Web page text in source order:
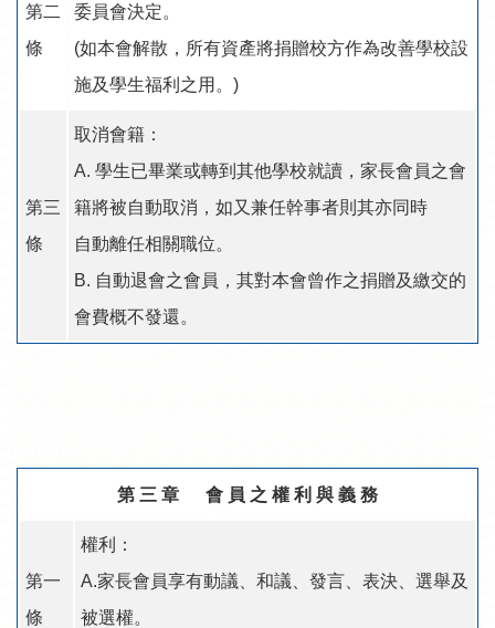
第二
條
委員會決定。
(如本會解散，所有資產將捐贈校方作為改善學校設
施及學生福利之用。)
第三
條
取消會籍：
A. 學生已畢業或轉到其他學校就讀，家長會員之會
籍將被自動取消，如又兼任幹事者則其亦同時
自動離任相關職位。
B. 自動退會之會員，其對本會曾作之捐贈及繳交的
會費概不發還。
第 三 章 會 員 之 權 利 與 義 務
第一
條
權利：
A.家長會員享有動議、和議、發言、表決、選舉及
被選權。